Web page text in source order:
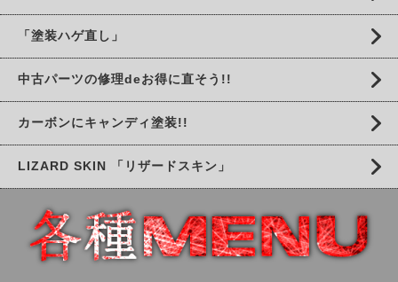
「塗装ハゲ直し」
中古パーツの修理deお得に直そう!!
カーボンにキャンディ塗装!!
LIZARD SKIN 「リザードスキン」